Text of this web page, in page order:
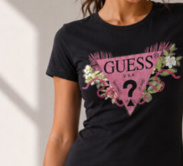
Slnečné okuliare
Hrnčeky a poháre s potlačou
Darčekové poukážky
Mikiny a svetre
Bundy
Nohavice a tepláky
Pánska obuv
Spodné prádlo
Pánske doplnky